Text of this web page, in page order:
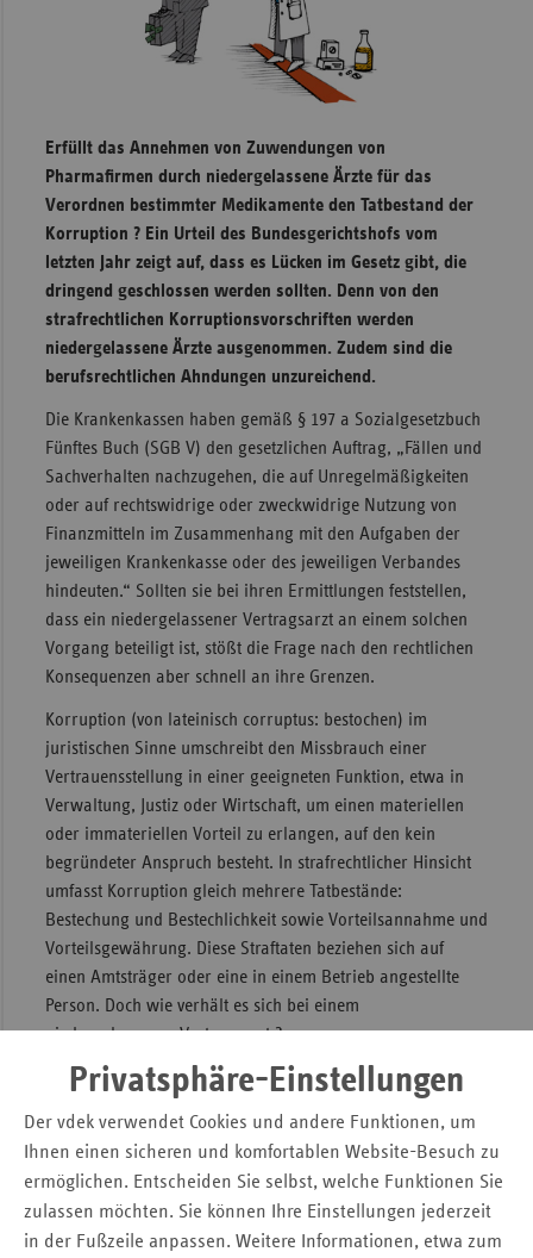
Privatsphäre-Einstellungen
Der vdek verwendet Cookies und andere Funktionen, um
Ihnen einen sicheren und komfortablen Website-Besuch zu
ermöglichen. Entscheiden Sie selbst, welche Funktionen Sie
zulassen möchten. Sie können Ihre Einstellungen jederzeit
in der Fußzeile anpassen. Weitere Informationen, etwa zum
Erfüllt das Annehmen von Zuwendungen von
Pharmafirmen durch niedergelassene Ärzte für das
Verordnen bestimmter Medikamente den Tatbestand der
Korruption ? Ein Urteil des Bundesgerichtshofs vom
letzten Jahr zeigt auf, dass es Lücken im Gesetz gibt, die
dringend geschlossen werden sollten. Denn von den
strafrechtlichen Korruptionsvorschriften werden
niedergelassene Ärzte ausgenommen. Zudem sind die
berufsrechtlichen Ahndungen unzureichend.
Die Krankenkassen haben gemäß § 197 a Sozialgesetzbuch
Fünftes Buch (SGB V) den gesetzlichen Auftrag, „Fällen und
Sachverhalten nachzugehen, die auf Unregelmäßigkeiten
oder auf rechtswidrige oder zweckwidrige Nutzung von
Finanzmitteln im Zusammenhang mit den Aufgaben der
jeweiligen Krankenkasse oder des jeweiligen Verbandes
hindeuten.“ Sollten sie bei ihren Ermittlungen feststellen,
dass ein niedergelassener Vertragsarzt an einem solchen
Vorgang beteiligt ist, stößt die Frage nach den rechtlichen
Konsequenzen aber schnell an ihre Grenzen.
Korruption (von lateinisch corruptus: bestochen) im
juristischen Sinne umschreibt den Missbrauch einer
Vertrauensstellung in einer geeigneten Funktion, etwa in
Verwaltung, Justiz oder Wirtschaft, um einen materiellen
oder immateriellen Vorteil zu erlangen, auf den kein
begründeter Anspruch besteht. In strafrechtlicher Hinsicht
umfasst Korruption gleich mehrere Tatbestände:
Bestechung und Bestechlichkeit sowie Vorteilsannahme und
Vorteilsgewährung. Diese Straftaten beziehen sich auf
einen Amtsträger oder eine in einem Betrieb angestellte
Person. Doch wie verhält es sich bei einem
niedergelassenen Vertragsarzt ?
Finanzielle Anreize als
Vertriebskonzept
Im Gesundheitswesen wird immer wieder durch
öffentlichkeitsrelevante Fälle die Debatte um Korruption bei
niedergelassenen Vertragsärzten angeheizt – zuletzt im